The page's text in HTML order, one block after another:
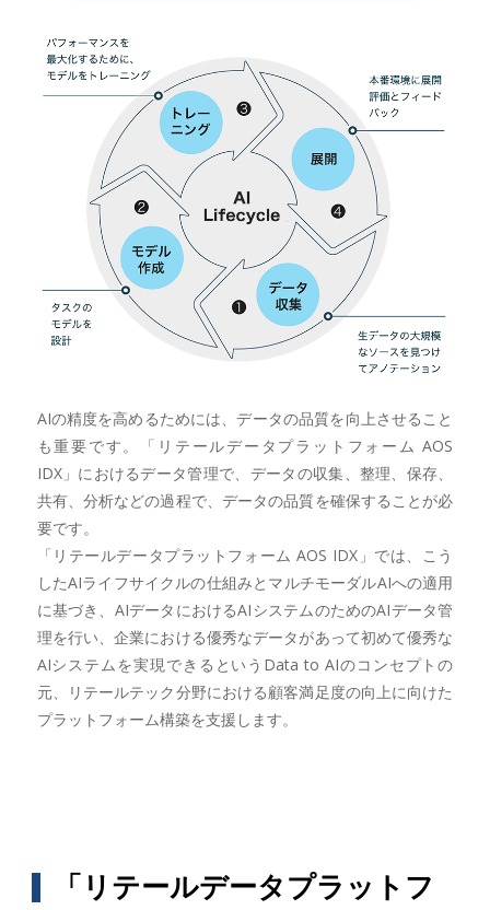
AIの精度を高めるためには、データの品質を向上させること
も重要です。「リテールデータプラットフォーム AOS
IDX」におけるデータ管理で、データの収集、整理、保存、
共有、分析などの過程で、データの品質を確保することが必
要です。
「リテールデータプラットフォーム AOS IDX」では、こう
したAIライフサイクルの仕組みとマルチモーダルAIへの適用
に基づき、AIデータにおけるAIシステムのためのAIデータ管
理を行い、企業における優秀なデータがあって初めて優秀な
AIシステムを実現できるというData to AIのコンセプトの
元、リテールテック分野における顧客満足度の向上に向けた
プラットフォーム構築を支援します。
「リテールデータプラットフ